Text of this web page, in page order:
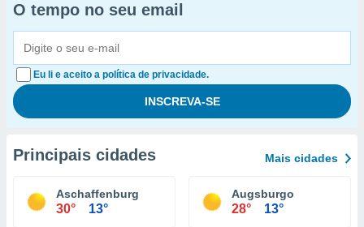
O tempo no seu email
Eu li e aceito a política de privacidade.
Principais cidades Mais cidades
Aschaffenburg
30° 13°
Augsburgo
28° 13°